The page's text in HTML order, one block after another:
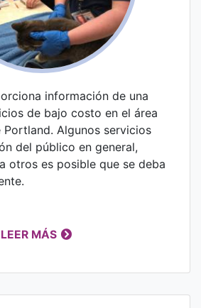
información de una
de bajo costo en el área
Algunos servicios
del público en general,
otros es posible que se deba
LEER MÁS